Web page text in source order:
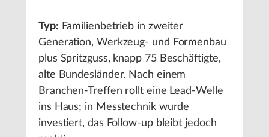
Typ: Familienbetrieb in zweiter
Generation, Werkzeug- und Formenbau
plus Spritzguss, knapp 75 Beschäftigte,
alte Bundesländer. Nach einem
Branchen-Treffen rollt eine Lead-Welle
ins Haus; in Messtechnik wurde
investiert, das Follow-up bleibt jedoch